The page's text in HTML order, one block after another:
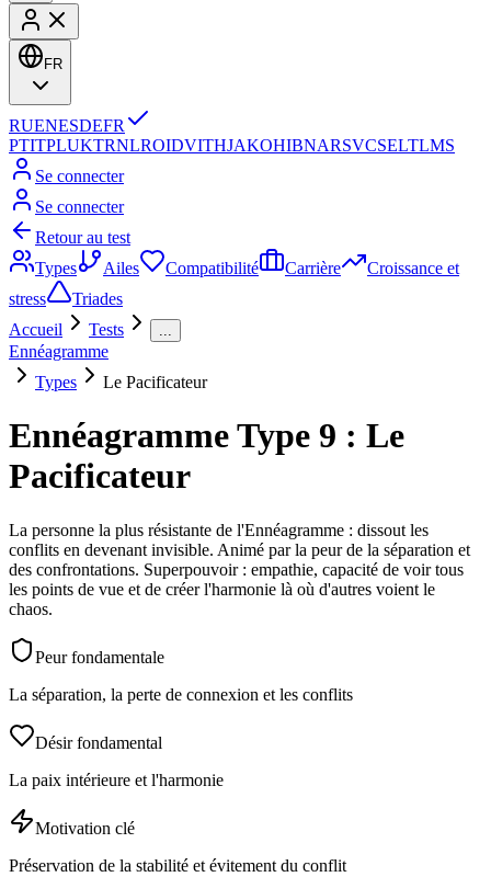
FR
RUENESDEFR
PTITPLUKTRNLROIDVITHJAKOHIBNARSVCSELTLMS
Se connecter
Se connecter
Retour au test
Types
Ailes Compatibilité Carrière
Croissance et
stress
Triades
Accueil
Tests ...
Ennéagramme
Types
Le Pacificateur
Ennéagramme Type 9 : Le
Pacificateur
La personne la plus résistante de l'Ennéagramme : dissout les
conflits en devenant invisible. Animé par la peur de la séparation et
des confrontations. Superpouvoir : empathie, capacité de voir tous
les points de vue et de créer l'harmonie là où d'autres voient le
chaos.
Peur fondamentale
La séparation, la perte de connexion et les conflits
Désir fondamental
La paix intérieure et l'harmonie
Motivation clé
Préservation de la stabilité et évitement du conflit